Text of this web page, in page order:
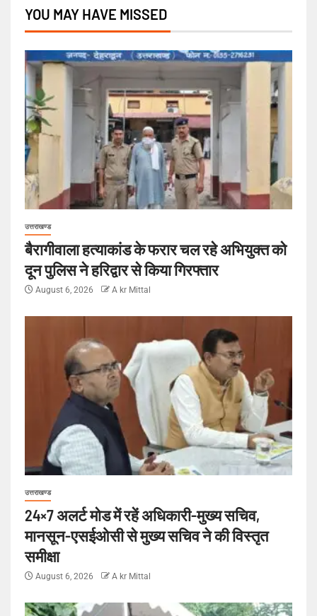
YOU MAY HAVE MISSED
उत्तराखण्ड
बैरागीवाला हत्याकांड के फरार चल रहे अभियुक्त को
दून पुलिस ने हरिद्वार से किया गिरफ्तार
August 6, 2026 A kr Mittal
उत्तराखण्ड
24×7 अलर्ट मोड में रहें अधिकारी-मुख्य सचिव,
मानसून-एसईओसी से मुख्य सचिव ने की विस्तृत
समीक्षा
August 6, 2026 A kr Mittal